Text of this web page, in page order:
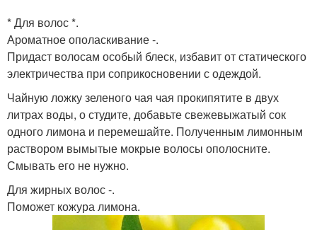
* Для волос *.
Ароматное ополаскивание -.
Придаст волосам особый блеск, избавит от статического
электричества при соприкосновении с одеждой.
Чайную ложку зеленого чая чая прокипятите в двух
литрах воды, о студите, добавьте свежевыжатый сок
одного лимона и перемешайте. Полученным лимонным
раствором вымытые мокрые волосы ополосните.
Смывать его не нужно.
Для жирных волос -.
Поможет кожура лимона.